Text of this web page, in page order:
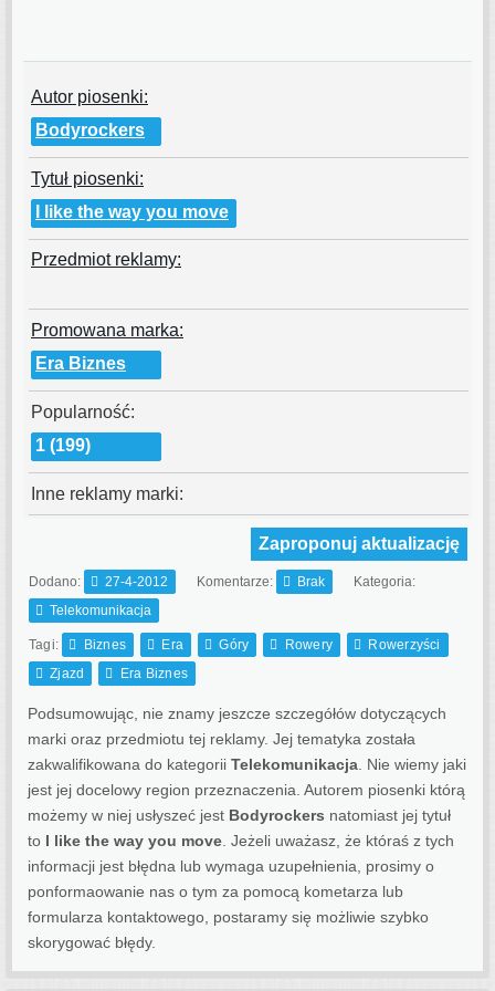
Autor piosenki:
Bodyrockers
Tytuł piosenki:
I like the way you move
Przedmiot reklamy:
Promowana marka:
Era Biznes
Popularność:
1 (199)
Inne reklamy marki:
Zaproponuj aktualizację
Dodano: 27-4-2012 Komentarze: Brak
Kategoria:
Telekomunikacja
Tagi: Biznes Era Góry Rowery
Rowerzyści
Zjazd
Era Biznes
Podsumowując, nie znamy jeszcze szczegółów dotyczących
marki oraz przedmiotu tej reklamy. Jej tematyka została
zakwalifikowana do kategorii Telekomunikacja . Nie wiemy jaki
jest jej docelowy region przeznaczenia. Autorem piosenki którą
możemy w niej usłyszeć jest Bodyrockers natomiast jej tytuł
to I like the way you move . Jeżeli uważasz, że któraś z tych
informacji jest błędna lub wymaga uzupełnienia, prosimy o
ponformaowanie nas o tym za pomocą kometarza lub
formularza kontaktowego, postaramy się możliwie szybko
skorygować błędy.